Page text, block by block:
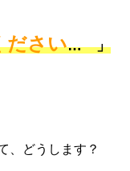
ださい… 」
、どうします？